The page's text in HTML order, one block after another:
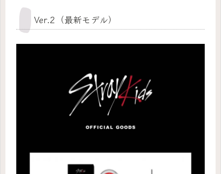
Ver.2（最新モデル）